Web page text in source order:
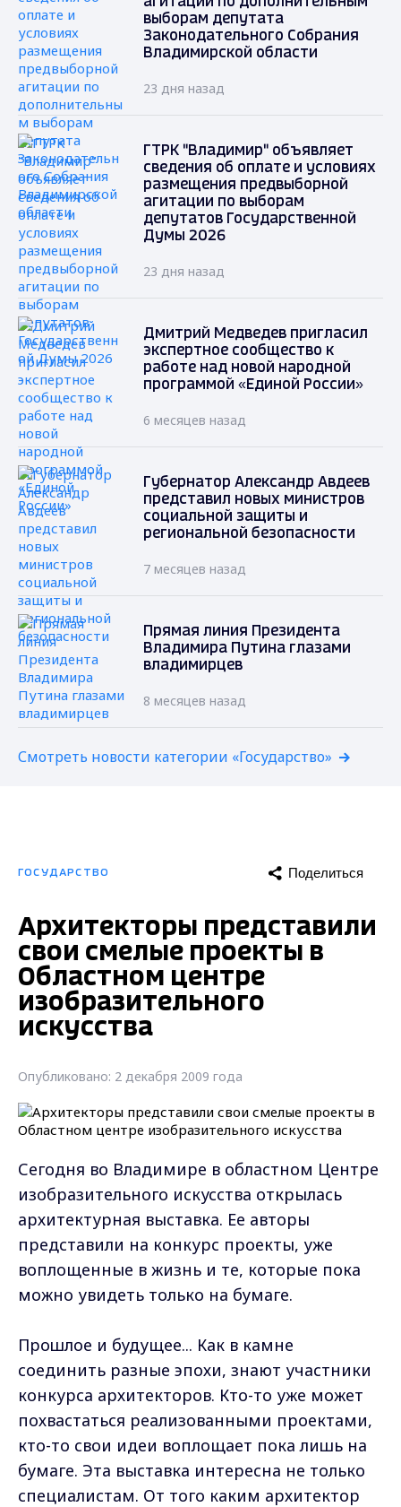
выборам депутата
Законодательного Собрания
Владимирской области
23 дня назад
ГТРК "Владимир" объявляет
сведения об оплате и условиях
размещения предвыборной
агитации по выборам
депутатов Государственной
Думы 2026
23 дня назад
Дмитрий Медведев пригласил
экспертное сообщество к
работе над новой народной
программой «Единой России»
6 месяцев назад
Губернатор Александр Авдеев
представил новых министров
социальной защиты и
региональной безопасности
7 месяцев назад
Прямая линия Президента
Владимира Путина глазами
владимирцев
8 месяцев назад
Смотреть новости категории «Государство»
ГОСУДАРСТВО Поделиться
Архитекторы представили
свои смелые проекты в
Областном центре
изобразительного
искусства
Опубликовано: 2 декабря 2009 года
Сегодня во Владимире в областном Центре
изобразительного искусства открылась
архитектурная выставка. Ее авторы
представили на конкурс проекты, уже
воплощенные в жизнь и те, которые пока
можно увидеть только на бумаге.
Прошлое и будущее... Как в камне
соединить разные эпохи, знают участники
конкурса архитекторов. Кто-то уже может
похвастаться реализованными проектами,
кто-то свои идеи воплощает пока лишь на
бумаге. Эта выставка интересна не только
специалистам. От того каким архитектор